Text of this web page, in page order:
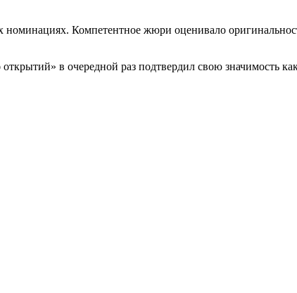
Компетентное жюри оценивало
в очередной раз подтвердил свою значимость